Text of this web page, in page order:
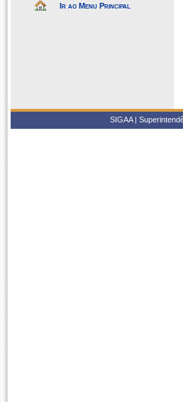
Ir ao Menu Principal
SIGAA |